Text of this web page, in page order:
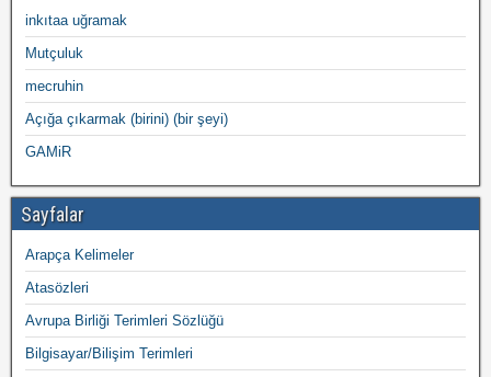
inkıtaa uğramak
Mutçuluk
mecruhin
Açığa çıkarmak (birini) (bir şeyi)
GAMiR
Sayfalar
Arapça Kelimeler
Atasözleri
Avrupa Birliği Terimleri Sözlüğü
Bilgisayar/Bilişim Terimleri